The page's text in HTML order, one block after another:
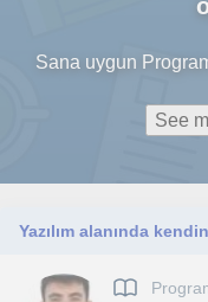
Sana uygun
See